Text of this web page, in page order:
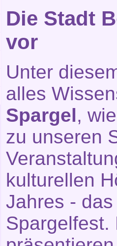
Die Stadt
vor
Unter
alles
Spargel,
zu unseren
kulturellen
Jahres -
Spargelfest.